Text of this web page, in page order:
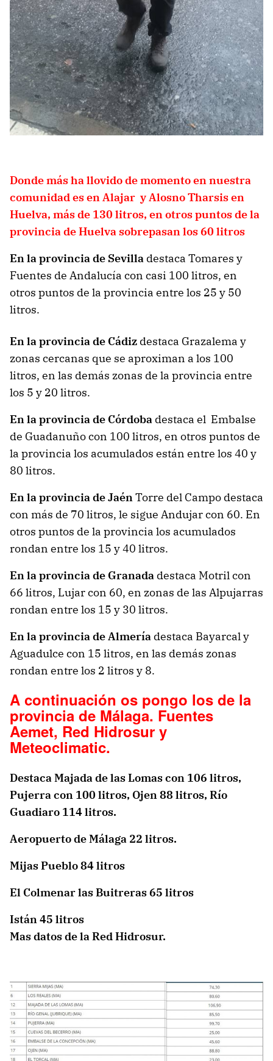
Donde más ha llovido de momento en nuestra
comunidad es en Alajar y Alosno Tharsis en
Huelva, más de 130 litros, en otros puntos de la
provincia de Huelva sobrepasan los 60 litros
En la provincia de Sevilla destaca Tomares y
Fuentes de Andalucía con casi 100 litros, en
otros puntos de la provincia entre los 25 y 50
litros.
En la provincia de Cádiz destaca Grazalema y
zonas cercanas que se aproximan a los 100
litros, en las demás zonas de la provincia entre
los 5 y 20 litros.
En la provincia de Córdoba destaca el Embalse
de Guadanuño con 100 litros, en otros puntos de
la provincia los acumulados están entre los 40 y
80 litros.
En la provincia de JaénTorre del Campo destaca
con más de 70 litros, le sigue Andujar con 60. En
otros puntos de la provincia los acumulados
rondan entre los 15 y 40 litros.
En la provincia de Granada destaca Motril con
66 litros, Lujar con 60, en zonas de las Alpujarras
rondan entre los 15 y 30 litros.
En la provincia de Almería destaca Bayarcal y
Aguadulce con 15 litros, en las demás zonas
rondan entre los 2 litros y 8.
A continuación os pongo los de la
provincia de Málaga. Fuentes
Aemet, Red Hidrosur y
Meteoclimatic.
Destaca Majada de las Lomas con 106 litros,
Pujerra con 100 litros, Ojen 88 litros, Río
Guadiaro 114 litros.
Aeropuerto de Málaga 22 litros.
Mijas Pueblo 84 litros
El Colmenar las Buitreras 65 litros
Istán 45 litros
Mas datos de la Red Hidrosur.